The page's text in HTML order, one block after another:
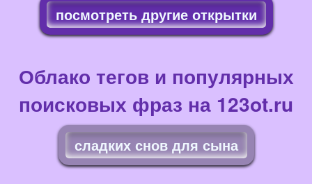
посмотреть другие открытки
Облако тегов и популярных
поисковых фраз на 123ot.ru
сладких снов для сына